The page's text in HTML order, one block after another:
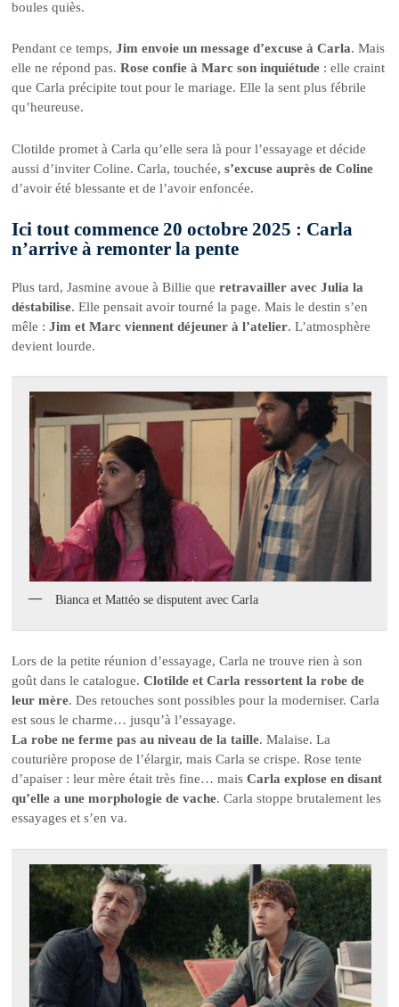
boules quiès.
Pendant ce temps,Jim envoie un message d’excuse à Carla. Mais
elle ne répond pas.Rose confie à Marc son inquiétude : elle craint
que Carla précipite tout pour le mariage. Elle la sent plus fébrile
qu’heureuse.
Clotilde promet à Carla qu’elle sera là pour l’essayage et décide
aussi d’inviter Coline. Carla, touchée,s’excuse auprès de Coline
d’avoir été blessante et de l’avoir enfoncée.
Ici tout commence 20 octobre 2025 : Carla
n’arrive à remonter la pente
Plus tard, Jasmine avoue à Billie queretravailler avec Julia la
déstabilise. Elle pensait avoir tourné la page. Mais le destin s’en
mêle :Jim et Marc viennent déjeuner à l’atelier. L’atmosphère
devient lourde.
Bianca et Mattéo se disputent avec Carla
Lors de la petite réunion d’essayage, Carla ne trouve rien à son
goût dans le catalogue.Clotilde et Carla ressortent la robe de
leur mère. Des retouches sont possibles pour la moderniser. Carla
est sous le charme… jusqu’à l’essayage.
La robe ne ferme pas au niveau de la taille. Malaise. La
couturière propose de l’élargir, mais Carla se crispe. Rose tente
d’apaiser : leur mère était très fine… maisCarla explose en disant
qu’elle a une morphologie de vache. Carla stoppe brutalement les
essayages et s’en va.